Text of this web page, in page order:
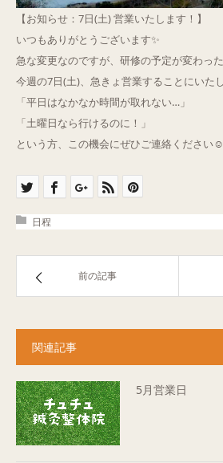
​【お知らせ：7日(土) 営業いたします！】
​いつもありがとうございます✨
急な変更なのですが、研修の予定が変わっ
今週の7日(土)、急きょ営業することにいた
​「平日はなかなか時間が取れない…」
「土曜日なら行けるのに！」
という方、この機会にぜひご連絡ください☺️
日程
前の記事
関連記事
5月営業日